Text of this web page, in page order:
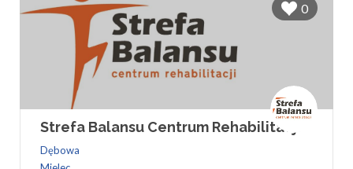
0
Strefa Balansu Centrum Rehabilitacji
Dębowa